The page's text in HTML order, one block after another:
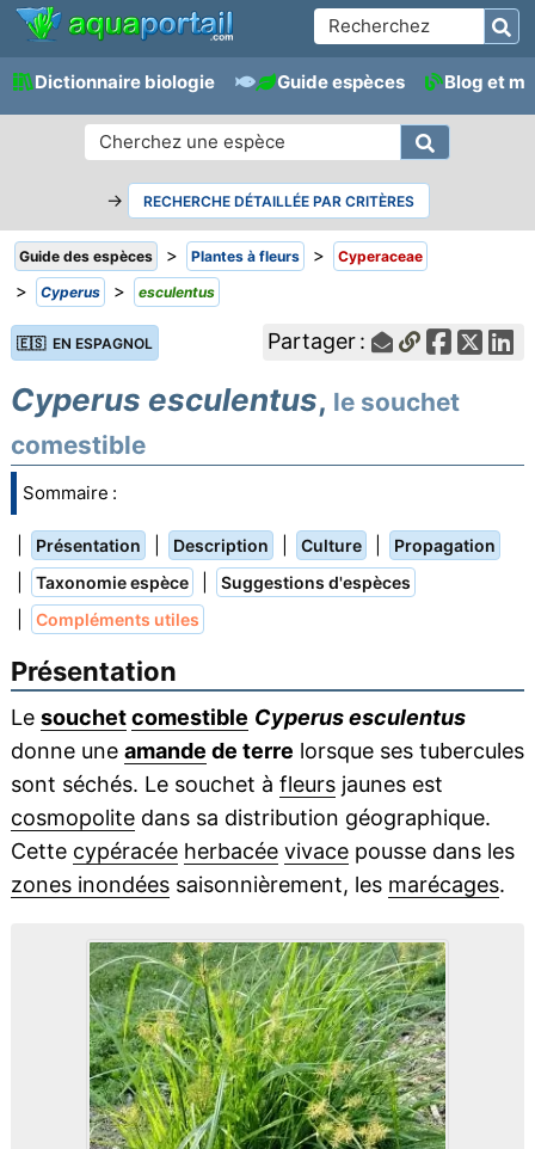
Dictionnaire biologie Guide espèces Blog et
→ RECHERCHE DÉTAILLÉE PAR CRITÈRES
Guide des espèces > Plantes à fleurs > Cyperaceae
> Cyperus > esculentus
🇪🇸 EN ESPAGNOL Partager :
Cyperus esculentus, le souchet
comestible
Sommaire :
Présentation Description Culture Propagation
Taxonomie espèce Suggestions d'espèces
Compléments utiles
Présentation
Le souchetcomestible Cyperus esculentus
donne une amande de terre lorsque ses tubercules
sont séchés. Le souchet à fleursjaunes est
cosmopolitedans sa distribution géographique.
Cette cypéracée herbacée vivacepousse dans les
zones inondéessaisonnièrement, les marécages.